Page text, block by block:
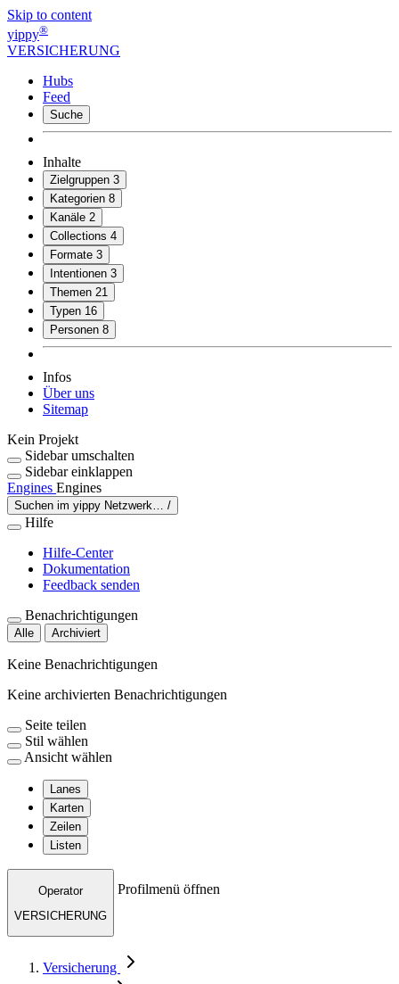
Skip to content
yippy®
VERSICHERUNG
Hubs
Feed
Suche
Inhalte
Zielgruppen 3
Kategorien 8
Kanäle 2
Collections 4
Formate 3
Intentionen 3
Themen 21
Typen 16
Personen 8
Infos
Über uns
Sitemap
Kein Projekt
Sidebar umschalten
Sidebar einklappen
Engines Engines
Suchen im yippy Netzwerk… /
Hilfe
Hilfe-Center
Dokumentation
Feedback senden
Benachrichtigungen
Alle Archiviert
Keine Benachrichtigungen
Keine archivierten Benachrichtigungen
Seite teilen
Stil wählen
Ansicht wählen
Lanes
Karten
Zeilen
Listen
Operator
VERSICHERUNG
Profilmenü öffnen
Versicherung